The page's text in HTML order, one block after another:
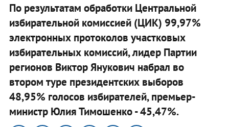
По результатам обработки Центральной
избирательной комиссией (ЦИК) 99,97%
электронных протоколов участковых
избирательных комиссий, лидер Партии
регионов Виктор Янукович набрал во
втором туре президентских выборов
48,95% голосов избирателей, премьер-
министр Юлия Тимошенко - 45,47%.